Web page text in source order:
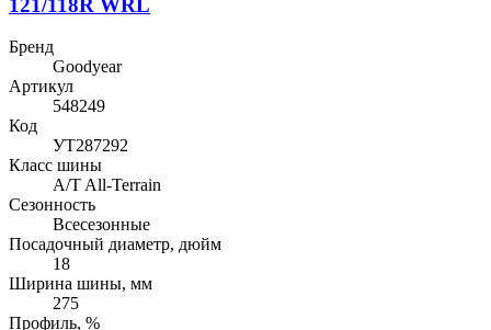
121/118R WRL
Бренд
Goodyear
Артикул
548249
Код
УТ287292
Класс шины
A/T All-Terrain
Сезонность
Всесезонные
Посадочный диаметр, дюйм
18
Ширина шины, мм
275
Профиль, %